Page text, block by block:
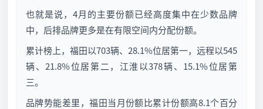
也就是说，4月的主要份额已经高度集中在少数品牌
中，后排品牌更多是在有限空间内分配份额。
累计榜上，福田以703辆、28.1%位居第一，远程以545
辆、21.8%位居第二，江淮以378辆、15.1%位居第
三。
品牌势能差里，福田当月份额比累计份额高8.1个百分